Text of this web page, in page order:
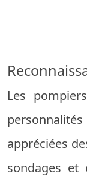
Les
appréciées
sondages et